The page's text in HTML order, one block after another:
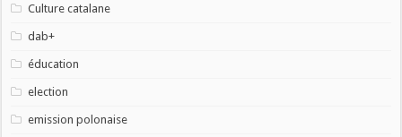
Culture catalane
dab+
éducation
election
emission polonaise